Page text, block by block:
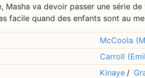
Masha va devoir passer une série
facile quand des enfants sont au
McCoola
Carroll
Kinaye /